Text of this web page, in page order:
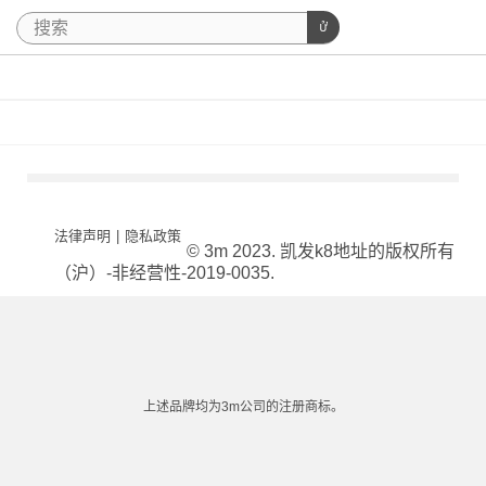
法律声明 | 隐私政策
© 3m 2023. 凯发k8地址的版权所有
（沪）-非经营性-2019-0035.
上述品牌均为3m公司的注册商标。